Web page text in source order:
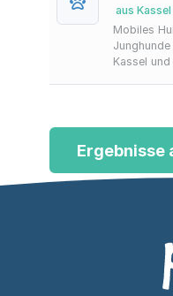
aus Kassel
Mobiles
Kassel
Ergebnisse